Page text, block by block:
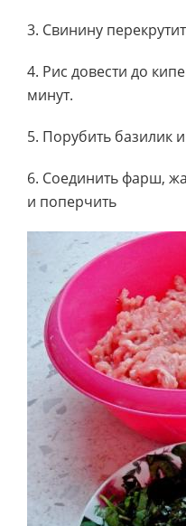
3. Свинину
4. Рис довести до
минут.
5. Порубить базилик
6. Соединить фарш,
и поперчить